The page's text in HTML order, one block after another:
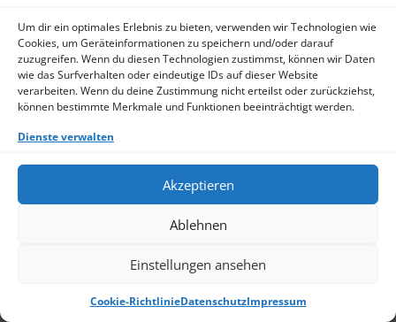
Um dir ein optimales Erlebnis zu bieten, verwenden wir Technologien wie
Cookies, um Geräteinformationen zu speichern und/oder darauf
zuzugreifen. Wenn du diesen Technologien zustimmst, können wir Daten
wie das Surfverhalten oder eindeutige IDs auf dieser Website
verarbeiten. Wenn du deine Zustimmung nicht erteilst oder zurückziehst,
können bestimmte Merkmale und Funktionen beeinträchtigt werden.
Dienste verwalten
Akzeptieren
Ablehnen
Einstellungen ansehen
Cookie-RichtlinieDatenschutzImpressum
Willkommen im Netzwerk
26.11.2025
GWP freut sich über Neuzuwachs: Die SKion Water GmbH
bereichert das Netzwerk als Technologie- und
Lösungsanbieter sowie Anlagenbauer im Bereich
› Weiterlesen